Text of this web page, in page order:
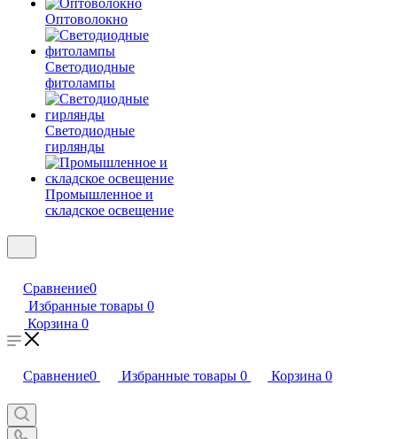
Оптоволокно
Светодиодные
фитолампы
Светодиодные
гирлянды
Промышленное и
складское освещение
Сравнение0
Избранные товары 0
Корзина 0
Сравнение0 Избранные товары 0 Корзина 0